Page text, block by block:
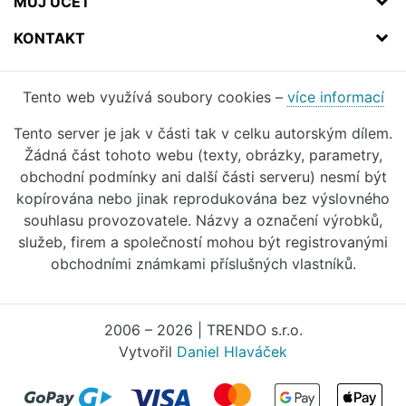
KONTAKT
Tento web využívá soubory cookies – více informací
Tento server je jak v části tak v celku autorským dílem.
Žádná část tohoto webu (texty, obrázky, parametry,
obchodní podmínky ani další části serveru) nesmí být
kopírována nebo jinak reprodukována bez výslovného
souhlasu provozovatele. Názvy a označení výrobků,
služeb, firem a společností mohou být registrovanými
obchodními známkami příslušných vlastníků.
2006 – 2026 | TRENDO s.r.o.
Vytvořil Daniel Hlaváček